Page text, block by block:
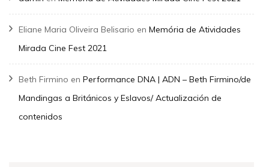
Eliane Maria Oliveira Belisario en Memória de Atividades
Mirada Cine Fest 2021
Beth Firmino en Performance DNA | ADN – Beth Firmino/de
Mandingas a Británicos y Eslavos/ Actualización de
contenidos